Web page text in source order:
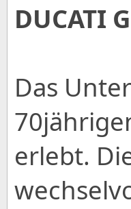
DUCATI
Das
erlebt.